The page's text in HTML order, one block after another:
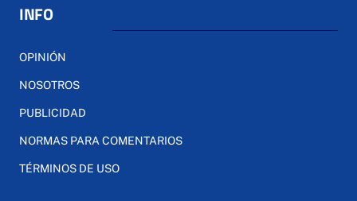
INFO
OPINIÓN
NOSOTROS
PUBLICIDAD
NORMAS PARA COMENTARIOS
TÉRMINOS DE USO